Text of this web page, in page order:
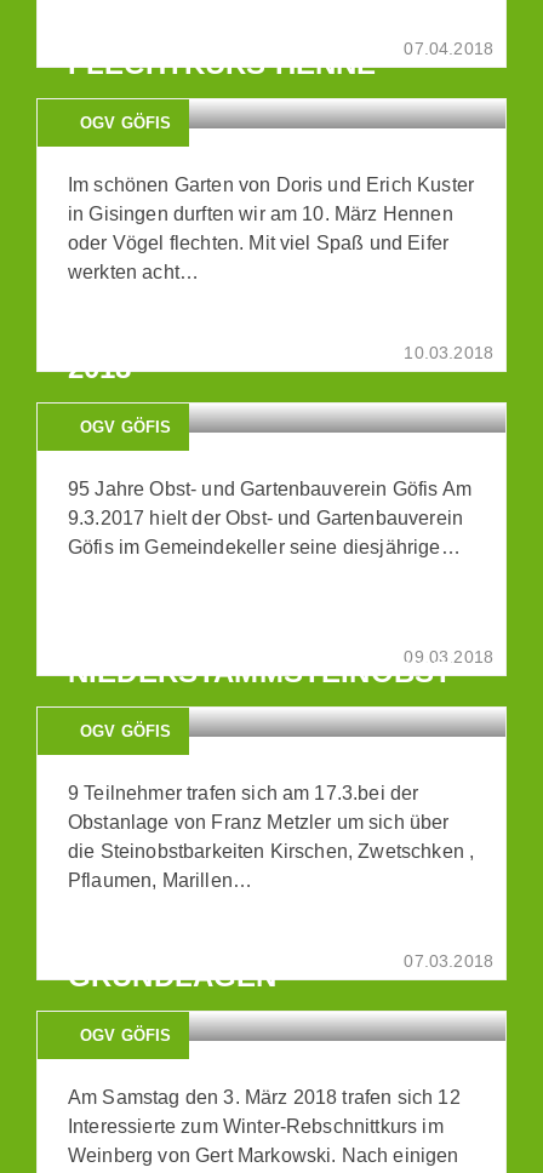
07.04.2018
FLECHTKURS HENNE
OGV GÖFIS
Im schönen Garten von Doris und Erich Kuster
in Gisingen durften wir am 10. März Hennen
oder Vögel flechten. Mit viel Spaß und Eifer
werkten acht…
10.03.2018
2018
OGV GÖFIS
95 Jahre Obst- und Gartenbauverein Göfis Am
9.3.2017 hielt der Obst- und Gartenbauverein
Göfis im Gemeindekeller seine diesjährige…
09.03.2018
NIEDERSTAMMSTEINOBST
OGV GÖFIS
9 Teilnehmer trafen sich am 17.3.bei der
Obstanlage von Franz Metzler um sich über
die Steinobstbarkeiten Kirschen, Zwetschken ,
Pflaumen, Marillen…
07.03.2018
GRUNDLAGEN
OGV GÖFIS
Am Samstag den 3. März 2018 trafen sich 12
Interessierte zum Winter-Rebschnittkurs im
Weinberg von Gert Markowski. Nach einigen